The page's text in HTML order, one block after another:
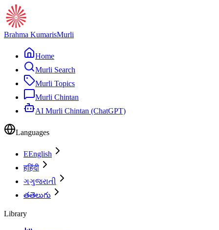
Brahma KumarisMurli
Home
Murli Search
Murli Topics
Murli Chintan
AI Murli Chintan (ChatGPT)
Languages
EEnglish
हहिंदी
ગગુજરાતી
తతెలుగు
Library